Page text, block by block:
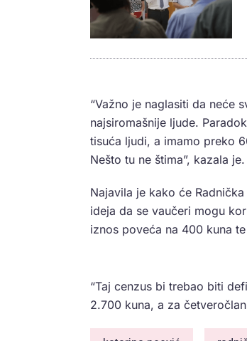
“Važno je naglasiti da neće
najsiromašnije ljude.
tisuća ljudi, a imamo preko
Nešto tu ne štima”, kazala je.
Najavila je kako će
ideja da se vaučeri mogu
iznos poveća na 400 kuna
“Taj cenzus bi trebao biti
2.700 kuna, a za